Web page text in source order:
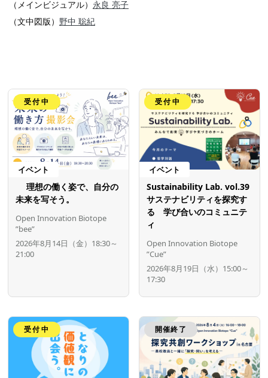
（メインビジュアル） 永良 亮子
（文中図版） 野中 聡紀
受付中
イベント
理想の働く姿で、自分の
未来を写そう。
Open Innovation Biotope
”bee”
2026年8月14日（金）18:30～
21:00
受付中
イベント
Sustainability Lab. vol.39
サステナビリティを探究す
る 学び合いのコミュニテ
ィ
Open Innovation Biotope
”Cue”
2026年8月19日（水）15:00～
17:30
受付中 開催終了